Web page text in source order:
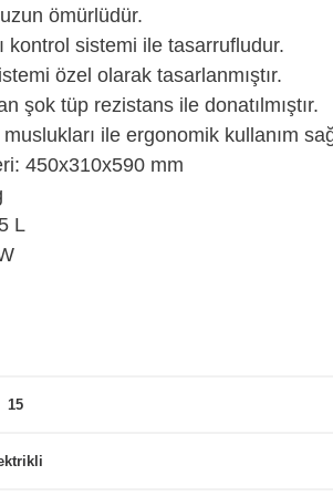
ömürlüdür.
kontrol sistemi ile tasarrufludur.
özel olarak tasarlanmıştır.
şok tüp rezistans ile donatılmıştır.
ile ergonomik kullanım
450x310x590 mm
L
15